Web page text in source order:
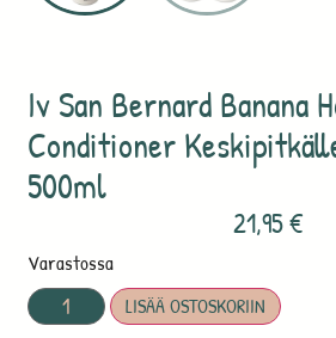
Iv San Bernard Banana
Conditioner
500ml
21,95€
Varastossa
LISÄÄ OSTOSKORIIN